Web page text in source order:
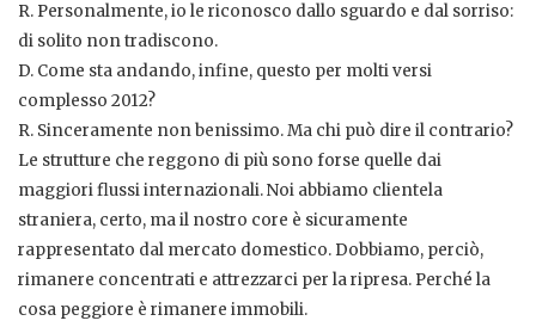
R. Personalmente, io le riconosco dallo sguardo e dal sorriso:
di solito non tradiscono.
D. Come sta andando, infine, questo per molti versi
complesso 2012?
R. Sinceramente non benissimo. Ma chi può dire il contrario?
Le strutture che reggono di più sono forse quelle dai
maggiori flussi internazionali. Noi abbiamo clientela
straniera, certo, ma il nostro core è sicuramente
rappresentato dal mercato domestico. Dobbiamo, perciò,
rimanere concentrati e attrezzarci per la ripresa. Perché la
cosa peggiore è rimanere immobili.